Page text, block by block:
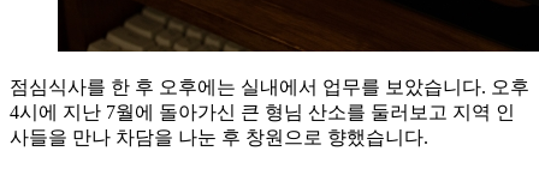
점심식사를 한 후 오후에는 실내에서 업무를 보았습니다. 오후
4시에 지난 7월에 돌아가신 큰 형님 산소를 둘러보고 지역 인
사들을 만나 차담을 나눈 후 창원으로 향했습니다.